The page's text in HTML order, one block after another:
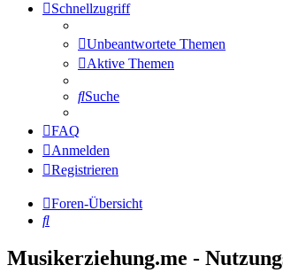
Schnellzugriff
Unbeantwortete Themen
Aktive Themen
Suche
FAQ
Anmelden
Registrieren
Foren-Übersicht
Suche
Musikerziehung.me -